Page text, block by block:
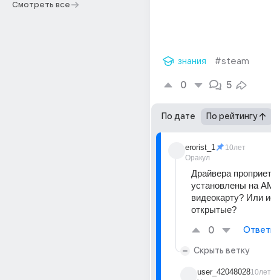
Смотреть все
знания #steam
0 5
По дате По рейтингу
erorist_1
Оракул
10лет
Драйвера
установлены на
видеокарту? Или
открытые?
0
Скрыть ветку
user_4204802810лет